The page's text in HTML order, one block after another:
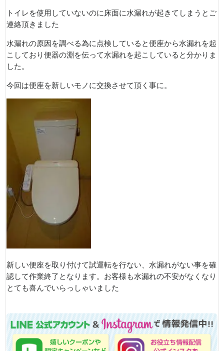
トイレを使用していないのに床面に水漏れが起きてしまうとご
連絡頂きました
水漏れの原因を調べる為に点検していると便座から水漏れを起
こしており便器の淵を伝って水漏れを起こしていると分かりま
した。
今回は便座を新しいモノに交換させて頂く事に。
新しい便座を取り付けて試運転を行ない、水漏れがない事を確
認して作業終了となります。お客様も水漏れの不安がなくなり
とても喜んでいらっしゃいました